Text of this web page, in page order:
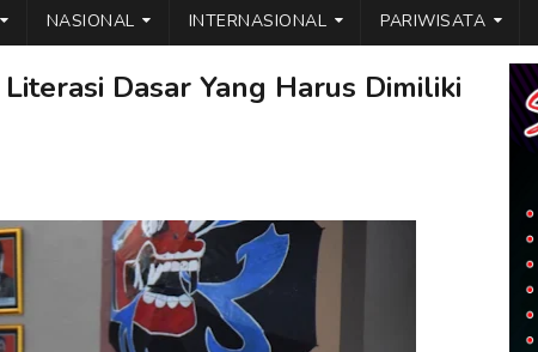
NASIONAL INTERNASIONAL PARIWISATA
Dasar Yang Harus Dimiliki